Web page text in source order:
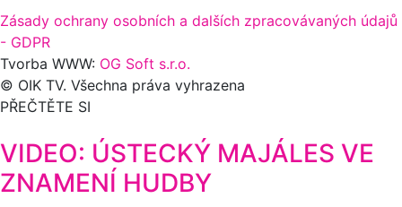
Zásady ochrany osobních a dalších zpracovávaných údajů
- GDPR
Tvorba WWW: OG Soft s.r.o.
© OIK TV. Všechna práva vyhrazena
PŘEČTĚTE SI
VIDEO: ÚSTECKÝ MAJÁLES VE
ZNAMENÍ HUDBY